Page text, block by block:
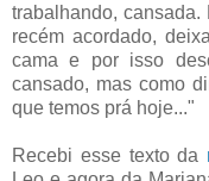
trabalhando, cansada.
recém acordado,
cama e por isso
cansado, mas como
que temos prá hoje..."
Recebi esse texto da